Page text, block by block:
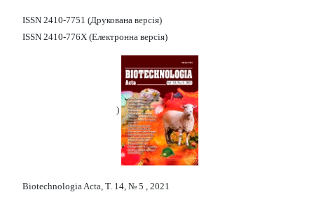
ISSN 2410-7751 (Друкована версія)
ISSN 2410-776X (Електронна версія)
)
Biotechnologia Acta, Т. 14, № 5 , 2021